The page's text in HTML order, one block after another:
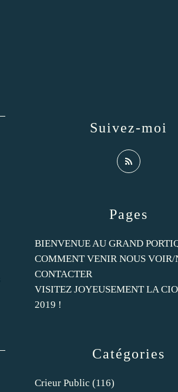
Catégories
Crieur Public (116)
Pages
BIENVENUE AU GRAND
COMMENT VENIR NOUS VOIR/
CONTACTER
VISITEZ JOYEUSEMENT LA
2019 !
Suivez-moi